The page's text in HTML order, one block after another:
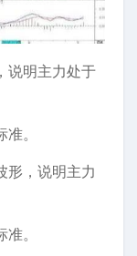
说明主力处于
。
形，说明主力
。